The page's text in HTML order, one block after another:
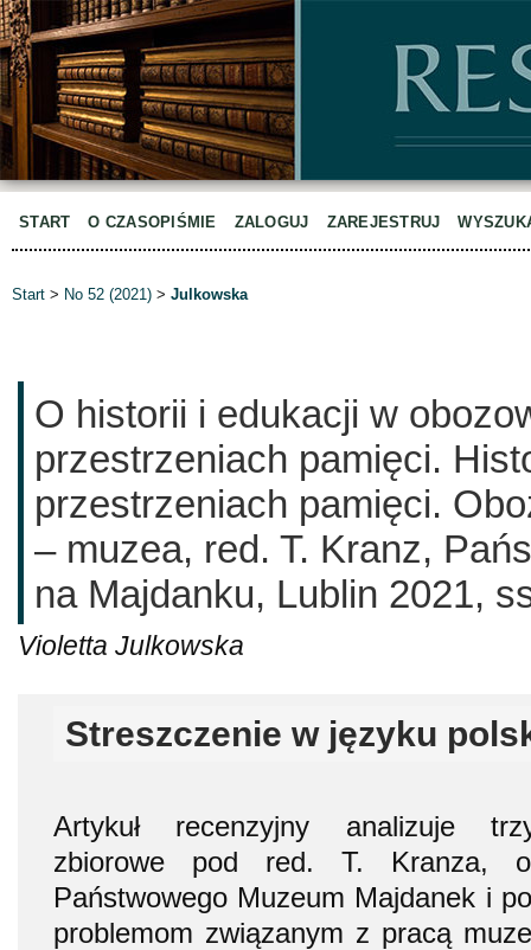
START O CZASOPIŚMIE ZALOGUJ ZAREJESTRUJ
Start > No 52 (2021) > Julkowska
O historii i edukacji w
przestrzeniach pamięci.
przestrzeniach pamięci.
– muzea, red. T. Kranz,
na Majdanku, Lublin 2021,
Violetta Julkowska
Streszczenie w języku
Artykuł recenzyjny analizuje
zbiorowe pod red. T. Kranza,
Państwowego Muzeum Majdanek i
problemom związanym z pracą